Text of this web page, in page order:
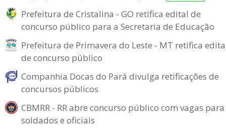
Prefeitura de Cristalina - GO retifica edital de
concurso público para a Secretaria de Educação
Prefeitura de Primavera do Leste - MT retifica
de concurso público
Companhia Docas do Pará divulga retificações de
concursos públicos
CBMRR - RR abre concurso público com vagas para
soldados e oficiais